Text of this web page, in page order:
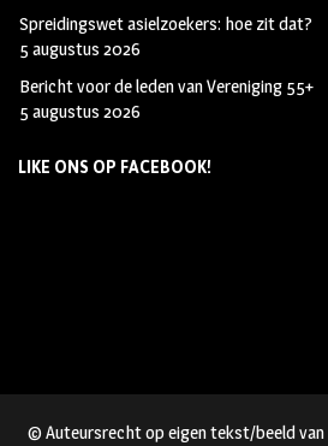
Spreidingswet asielzoekers: hoe zit dat?
5 augustus 2026
Bericht voor de leden van Vereniging 55+
5 augustus 2026
LIKE ONS OP FACEBOOK!
© Auteursrecht op eigen tekst/beeld van